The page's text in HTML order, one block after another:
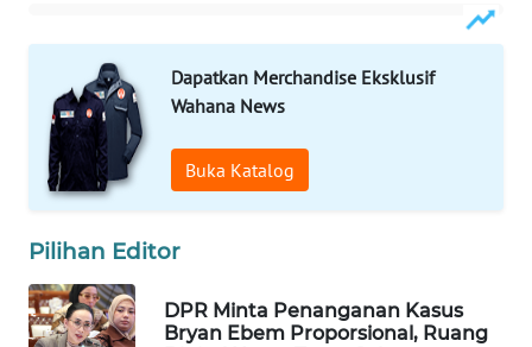
Dapatkan Merchandise Eksklusif
Wahana News
Buka Katalog
Pilihan Editor
DPR Minta Penanganan Kasus
Bryan Ebem Proporsional, Ruang
INFRASTRUKTUR
WAHANA
KONSUMEN
LISTRIK
WAHANA